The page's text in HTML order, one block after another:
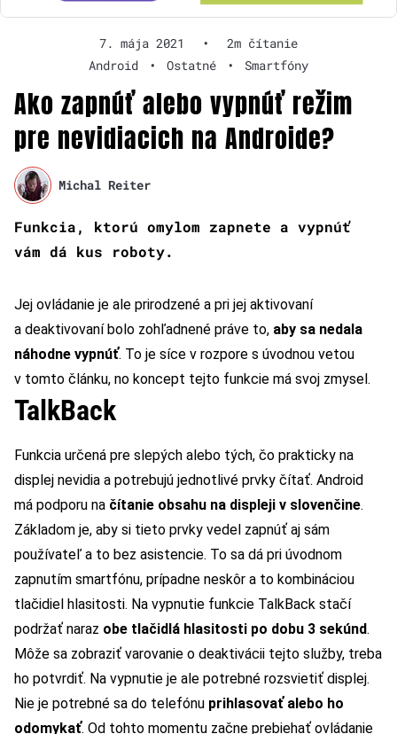
7. mája 2021 •
2m čítanie
Android
• Ostatné • Smartfóny
Ako zapnúť alebo vypnúť režim
pre nevidiacich na Androide?
Michal Reiter
Funkcia, ktorú omylom zapnete a vypnúť
vám dá kus roboty.
Jej ovládanie je ale prirodzené a pri jej aktivovaní
a deaktivovaní bolo zohľadnené práve to, aby sa nedala
náhodne vypnúť. To je síce v rozpore s úvodnou vetou
v tomto článku, no koncept tejto funkcie má svoj zmysel.
TalkBack
Funkcia určená pre slepých alebo tých, čo prakticky na
displej nevidia a potrebujú jednotlivé prvky čítať. Android
má podporu na čítanie obsahu na displeji v slovenčine.
Základom je, aby si tieto prvky vedel zapnúť aj sám
používateľ a to bez asistencie. To sa dá pri úvodnom
zapnutím smartfónu, prípadne neskôr a to kombináciou
tlačidiel hlasitosti. Na vypnutie funkcie TalkBack stačí
podržať naraz obe tlačidlá hlasitosti po dobu 3 sekúnd.
Môže sa zobraziť varovanie o deaktivácii tejto služby, treba
ho potvrdiť. Na vypnutie je ale potrebné rozsvietiť displej.
Nie je potrebné sa do telefónu prihlasovať alebo ho
odomykať. Od tohto momentu začne prebiehať ovládanie